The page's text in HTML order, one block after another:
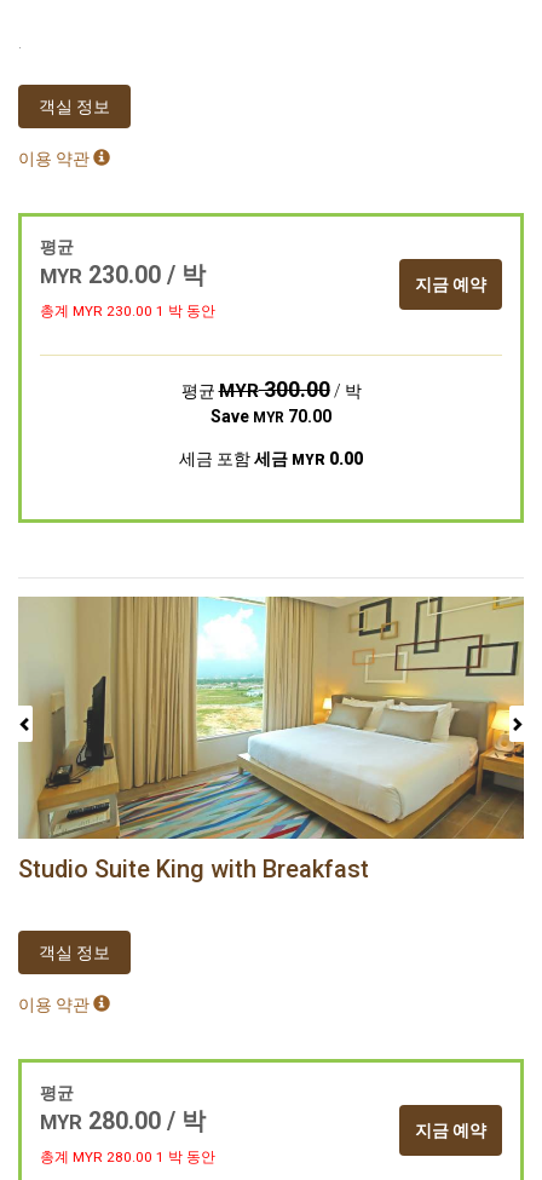
객실 정보
이용 약관
평균
MYR 230.00 / 박
총계 MYR 230.00 1 박 동안
지금 예약
평균MYR300.00/ 박
Save MYR 70.00
세금 포함세금 MYR 0.00
Previous Next
Studio Suite King with Breakfast
객실 정보
이용 약관
평균
MYR 280.00 / 박
총계 MYR 280.00 1 박 동안
지금 예약